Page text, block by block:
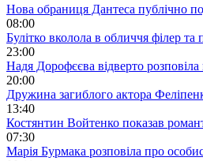
Нова обраниця Дантеса публічно
08:00
Булітко вколола в обличчя філер та
23:00
Надя Дорофєєва відверто
20:00
Дружина загиблого актора
13:40
Костянтин Войтенко показав
07:30
Марія Бурмака розповіла про